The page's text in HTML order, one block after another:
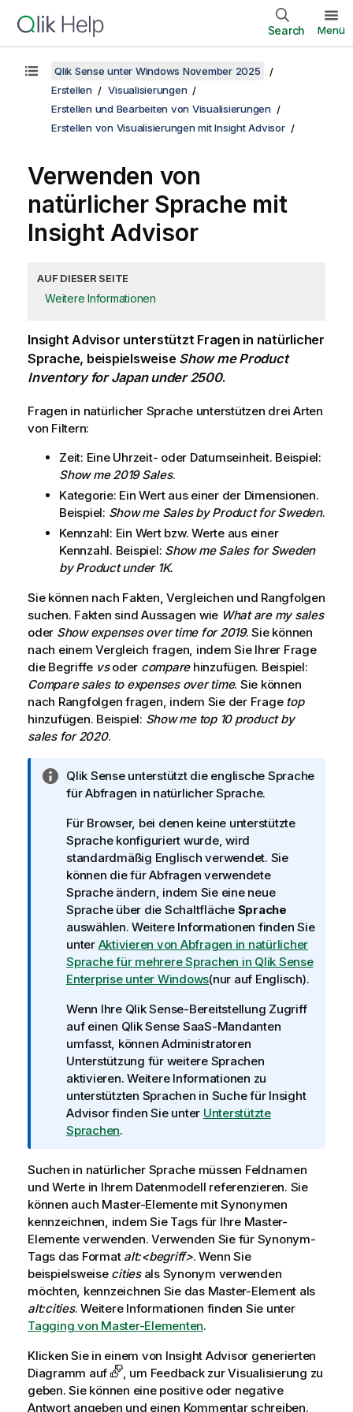
Search Menü
Qlik Sense unter Windows November 2025
Erstellen
Visualisierungen
Erstellen und Bearbeiten von Visualisierungen
Erstellen von Visualisierungen mit Insight Advisor
Verwenden von
natürlicher Sprache mit
Insight Advisor
AUF DIESER SEITE
Weitere Informationen
Insight Advisor unterstützt Fragen in natürlicher
Sprache, beispielsweise Show me Product
Inventory for Japan under 2500.
Fragen in natürlicher Sprache unterstützen drei Arten
von Filtern:
Zeit: Eine Uhrzeit- oder Datumseinheit. Beispiel:
Show me 2019 Sales.
Kategorie: Ein Wert aus einer der Dimensionen.
Beispiel: Show me Sales by Product for Sweden.
Kennzahl: Ein Wert bzw. Werte aus einer
Kennzahl. Beispiel: Show me Sales for Sweden
by Product under 1K.
Sie können nach Fakten, Vergleichen und Rangfolgen
suchen. Fakten sind Aussagen wie What are my sales
oder Show expenses over time for 2019. Sie können
nach einem Vergleich fragen, indem Sie Ihrer Frage
die Begriffe vsoder comparehinzufügen. Beispiel:
Compare sales to expenses over time. Sie können
nach Rangfolgen fragen, indem Sie der Frage top
hinzufügen. Beispiel: Show me top 10 product by
sales for 2020.
I
n
o
r
m
a
t
i
o
n
s
h
i
n
w
e
i
s
Qlik Senseunterstützt die englische Sprache
für Abfragen in natürlicher Sprache.
Für Browser, bei denen keine unterstützte
Sprache konfiguriert wurde, wird
standardmäßig Englisch verwendet. Sie
können die für Abfragen verwendete
Sprache ändern, indem Sie eine neue
Sprache über die Schaltfläche Sprache
auswählen. Weitere Informationen finden Sie
unter Aktivieren von Abfragen in natürlicher
Sprache für mehrere Sprachen in Qlik Sense
Enterprise unter Windows(nur auf Englisch).
Wenn Ihre Qlik Sense-Bereitstellung Zugriff
auf einen Qlik Sense SaaS-Mandanten
umfasst, können Administratoren
Unterstützung für weitere Sprachen
aktivieren. Weitere Informationen zu
unterstützten Sprachen in Suche für Insight
Advisorfinden Sie unter Unterstützte
Sprachen.
Suchen in natürlicher Sprache müssen Feldnamen
und Werte in Ihrem Datenmodell referenzieren. Sie
können auch Master-Elemente mit Synonymen
kennzeichnen, indem Sie Tags für Ihre Master-
Elemente verwenden. Verwenden Sie für Synonym-
Tags das Format alt:<begriff>. Wenn Sie
beispielsweise citiesals Synonym verwenden
möchten, kennzeichnen Sie das Master-Element als
alt:cities. Weitere Informationen finden Sie unter
Tagging von Master-Elementen.
Klicken Sie in einem von Insight Advisor generierten
Diagramm auf
, um Feedback zur Visualisierung zu
geben. Sie können eine positive oder negative
Antwort angeben und einen Kommentar schreiben.